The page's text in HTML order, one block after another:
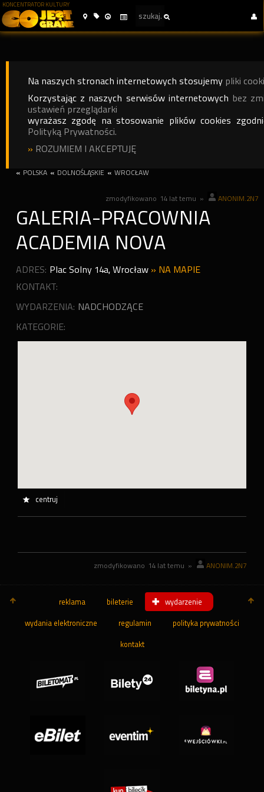
KONCENTRATOR KULTURY
Na naszych stronach internetowych stosujemy pliki
Korzystając z naszych serwisów internetowych bez
ustawień przeglądarki
wyrażasz zgodę na stosowanie plików cookies
Polityką Prywatności.
» ROZUMIEM I AKCEPTUJĘ
« POLSKA « DOLNOŚLĄSKIE « WROCŁAW
zmodyfikowano 14 lat temu » ANONIM.2N7
GALERIA-PRACOWNIA
ACADEMIA NOVA
ADRES: Plac Solny 14a,Wrocław » NA MAPIE
KONTAKT:
WYDARZENIA: NADCHODZĄCE
KATEGORIE:
centruj
zmodyfikowano 14 lat temu » ANONIM.2N7
reklama bileterie wydarzenie
wydania elektroniczne regulamin polityka prywatności
kontakt